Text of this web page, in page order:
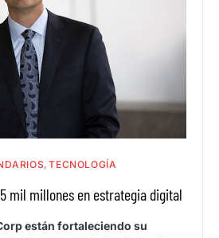
TECNOLOGÍA
mil millones en estrategia digital
están fortaleciendo su